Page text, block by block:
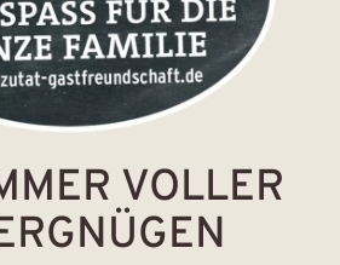
VOLLER